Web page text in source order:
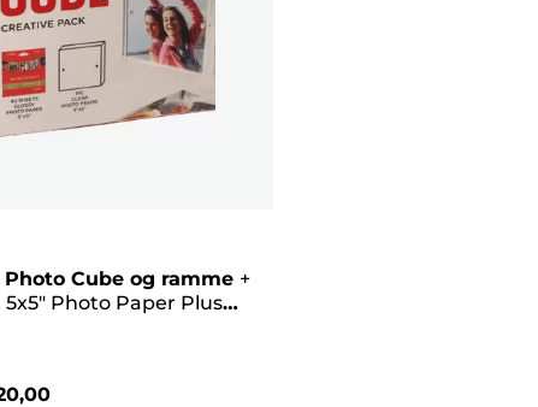
Photo Cube og ramme +
5x5" Photo Paper Plus